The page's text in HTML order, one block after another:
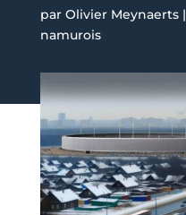
par Olivier Meynaerts|
namurois